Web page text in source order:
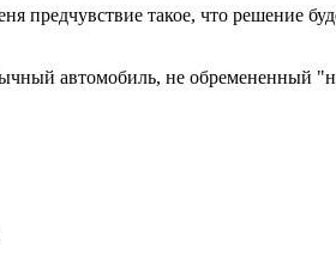
предчувствие такое, что решение
автомобиль, не